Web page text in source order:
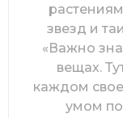
звезд и
«Важно
вещах.
каждом
умом